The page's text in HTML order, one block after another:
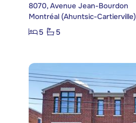
8070, Avenue Jean-Bourdon
Montréal (Ahuntsic-Cartierville)
5
5